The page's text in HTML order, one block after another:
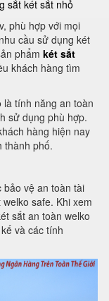
sắt két sắt nhỏ
phù hợp với mọi
cầu sử dụng két
phẩm két sắt
khách hàng tìm
là tính năng an toàn
sử dụng phù hợp.
hàng hiện nay
thành phố.
bảo vệ an toàn tài
safe. Khi xem
sắt an toàn welko
và các tính